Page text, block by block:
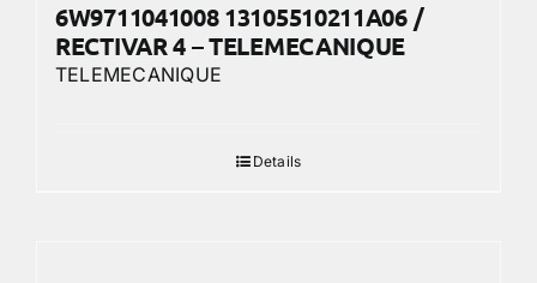
6W9711041008 13105510211A06 /
RECTIVAR 4 – TELEMECANIQUE
TELEMECANIQUE
Details